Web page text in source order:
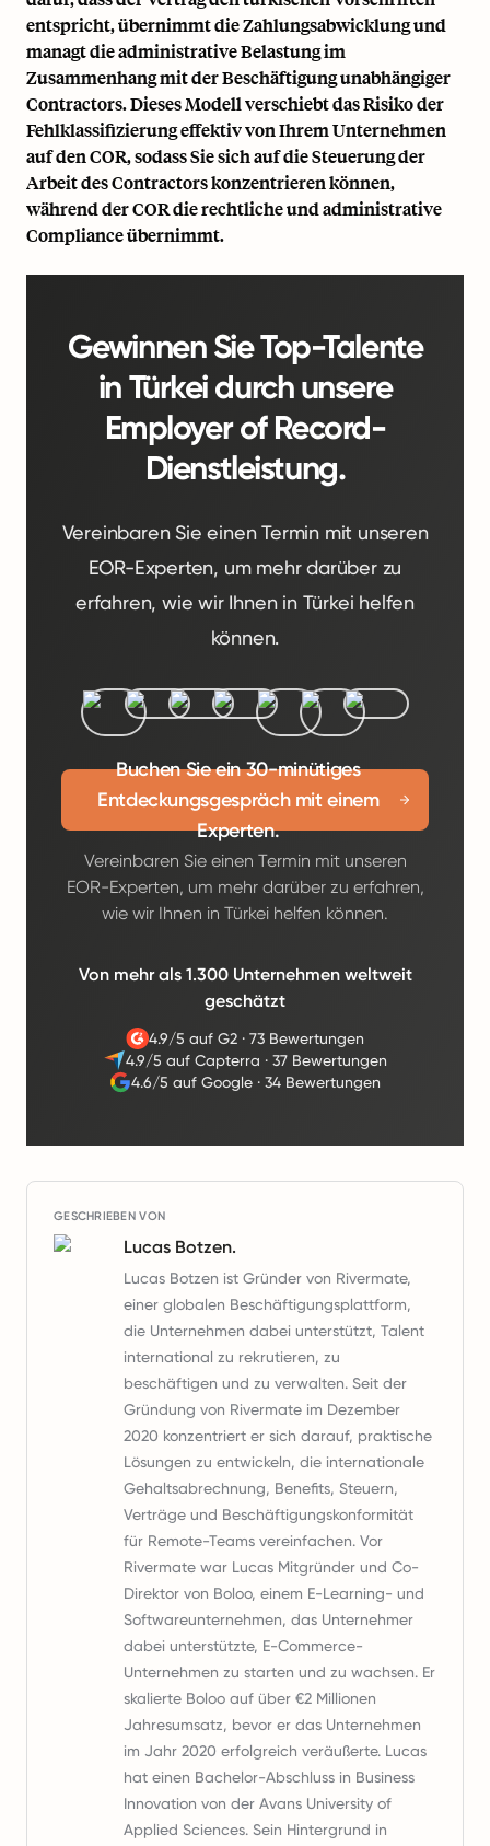
entspricht, übernimmt die Zahlungsabwicklung und
managt die administrative Belastung im
Zusammenhang mit der Beschäftigung unabhängiger
Contractors. Dieses Modell verschiebt das Risiko der
Fehlklassifizierung effektiv von Ihrem Unternehmen
auf den COR, sodass Sie sich auf die Steuerung der
Arbeit des Contractors konzentrieren können,
während der COR die rechtliche und administrative
Compliance übernimmt.
Gewinnen Sie Top-Talente
in Türkei durch unsere
Employer of Record-
Dienstleistung.
Vereinbaren Sie einen Termin mit unseren
EOR-Experten, um mehr darüber zu
erfahren, wie wir Ihnen in Türkei helfen
können.
Buchen Sie ein 30-minütiges
Entdeckungsgespräch mit einem
Experten.
Vereinbaren Sie einen Termin mit unseren
EOR-Experten, um mehr darüber zu erfahren,
wie wir Ihnen in Türkei helfen können.
Von mehr als 1.300 Unternehmen weltweit
geschätzt
4.9/5 auf G2· 73 Bewertungen
4.9/5 auf Capterra · 37 Bewertungen
4.6/5 auf Google ·34 Bewertungen
GESCHRIEBEN VON
Lucas Botzen.
Lucas Botzen ist Gründer von Rivermate,
einer globalen Beschäftigungsplattform,
die Unternehmen dabei unterstützt, Talent
international zu rekrutieren, zu
beschäftigen und zu verwalten. Seit der
Gründung von Rivermate im Dezember
2020 konzentriert er sich darauf, praktische
Lösungen zu entwickeln, die internationale
Gehaltsabrechnung, Benefits, Steuern,
Verträge und Beschäftigungskonformität
für Remote-Teams vereinfachen. Vor
Rivermate war Lucas Mitgründer und Co-
Direktor von Boloo, einem E-Learning- und
Softwareunternehmen, das Unternehmer
dabei unterstützte, E-Commerce-
Unternehmen zu starten und zu wachsen. Er
skalierte Boloo auf über €2 Millionen
Jahresumsatz, bevor er das Unternehmen
im Jahr 2020 erfolgreich veräußerte. Lucas
hat einen Bachelor-Abschluss in Business
Innovation von der Avans University of
Applied Sciences. Sein Hintergrund in